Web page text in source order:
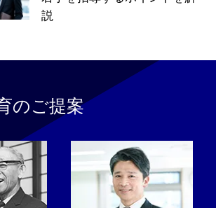
説
のご提案